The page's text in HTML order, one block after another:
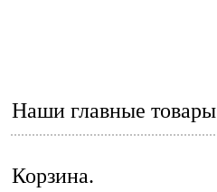
Наши главные товары
Корзина.